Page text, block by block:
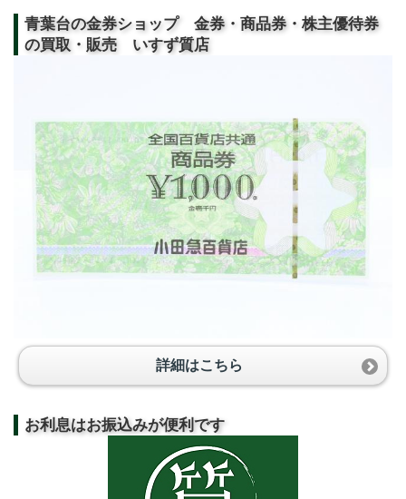
青葉台の金券ショップ 金券・商品券・株主優待券
の買取・販売 いすず質店
詳細はこちら
お利息はお振込みが便利です